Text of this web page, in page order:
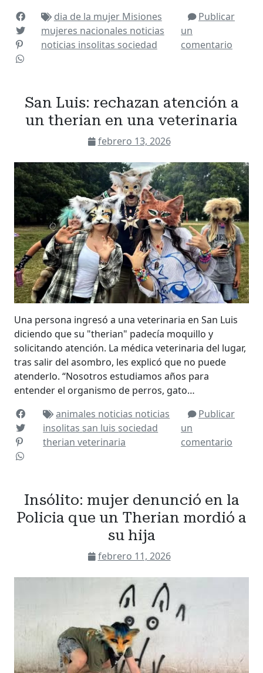
dia de la mujer Misiones
mujeres nacionales noticias
noticias insolitas sociedad
Publicar
un
comentario
San Luis: rechazan atención a
un therian en una veterinaria
febrero 13, 2026
Una persona ingresó a una veterinaria en San Luis
diciendo que su "therian" padecía moquillo y
solicitando atención. La médica veterinaria del lugar,
tras salir del asombro, les explicó que no puede
atenderlo. “Nosotros estudiamos años para
entender el organismo de perros, gato…
animales noticias noticias
insolitas san luis sociedad
therianveterinaria
Publicar
un
comentario
Insólito: mujer denunció en la
Policia que un Therian mordió a
su hija
febrero 11, 2026